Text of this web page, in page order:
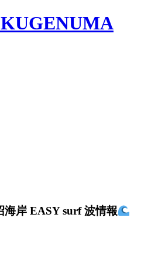
海岸 EASY surf 波情報